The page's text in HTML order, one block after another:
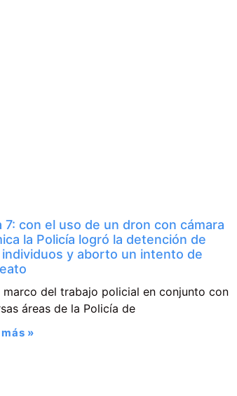
7: con el uso de un dron con cámara
la Policía logró la detención de
y aborto un intento de
marco del trabajo policial en conjunto con
áreas de la Policía de
»